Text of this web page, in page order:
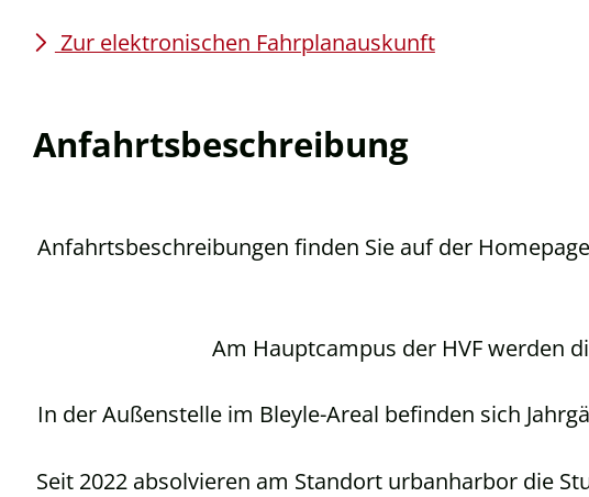
Zur elektronischen Fahrplanauskunft
Anfahrtsbeschreibung
Anfahrtsbeschreibungen finden Sie auf der
Am Hauptcampus der HVF werden
In der Außenstelle im Bleyle-Areal befinden sich
Seit 2022 absolvieren am Standort urbanharbor die